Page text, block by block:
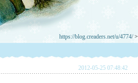
https://blog.creaders.net/u/4774/>
2012-05-25 07:48:42